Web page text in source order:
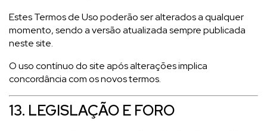
Estes Termos de Uso poderão ser alterados a qualquer
momento, sendo a versão atualizada sempre publicada
neste site.
O uso contínuo do site após alterações implica
concordância com os novos termos.
13. LEGISLAÇÃO E FORO